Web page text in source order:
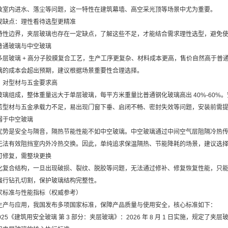
内进水、落尘等问题，这一特性在建筑幕墙、高空采光顶等场景中尤为重要。
缺点：理性看待选型更精准
性边界，夹层玻璃也存在一定缺点，了解这些不足，才能结合需求理性选型，避免
通玻璃与中空玻璃
层玻璃 + 高分子胶膜复合工艺，生产工序更复杂、材料成本更高，售价自然高于
成本会超出预期，建议根据场景重要性合理选择。
对型材与五金要求高
璃组成，整体重量远大于单层玻璃，每平方米重量比普通钢化玻璃高出 40%-60%
型材与五金承载力不足，易出现门窗下垂、启闭不畅、密封失效等问题，安装前需
于中空玻璃
势是安全与隔音，隔热节能性能不如中空玻璃。中空玻璃通过中间空气层阻隔冷热
法有效阻挡室内外冷热交换。因此，单纯追求保温隔热、节能降耗的场景，建议选
修复，需整块更换
复合结构，一旦出现破损、裂纹、脱胶等问题，无法通过修补、修复恢复性能，只
钻孔切割，保护玻璃结构完整性。
准与性能指标（权威参考）
与应用，我国发布多项国家标准，保障产品质量与使用安全，核心标准如下：
《建筑用安全玻璃 第 3 部分：夹层玻璃》：2026 年 8 月 1 日实施，规定了夹层